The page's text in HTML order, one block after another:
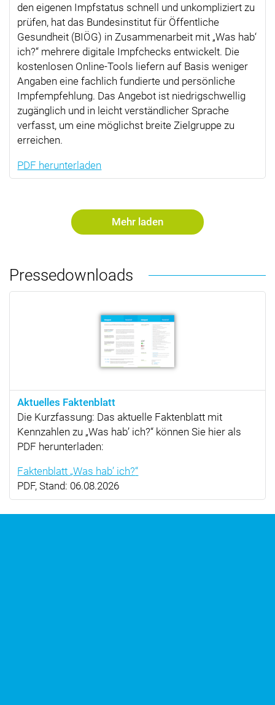
den eigenen Impfstatus schnell und unkompliziert zu
prüfen, hat das Bundesinstitut für Öffentliche
Gesundheit (BIÖG) in Zusammenarbeit mit „Was hab‘
ich?“ mehrere digitale Impfchecks entwickelt. Die
kostenlosen Online-Tools liefern auf Basis weniger
Angaben eine fachlich fundierte und persönliche
Impfempfehlung. Das Angebot ist niedrigschwellig
zugänglich und in leicht verständlicher Sprache
verfasst, um eine möglichst breite Zielgruppe zu
erreichen.
PDF herunterladen
Mehr laden
Presse­downloads
Aktuelles Faktenblatt
Die Kurzfassung: Das aktuelle Faktenblatt mit
Kennzahlen zu Was hab’ ich? können Sie hier als
PDF herunterladen:
Faktenblatt Was hab’ ich?
PDF, Stand: 06.08.2026